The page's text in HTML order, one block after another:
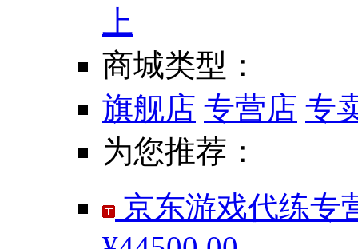
上
商城类型：
旗舰店 专营店 专
为您推荐：
京东游戏代练专